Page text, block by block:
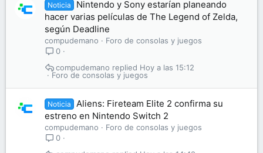
Noticia
Nintendo y Sony estarían planeando
hacer varias películas de The Legend of Zelda,
según Deadline
compudemano
Foro de consolas y juegos
0
Foro de consolas y juegos
Hoy a las 15:12
compudemano
Noticia
Aliens: Fireteam Elite 2 confirma su
estreno en Nintendo Switch 2
compudemano
Foro de consolas y juegos
0